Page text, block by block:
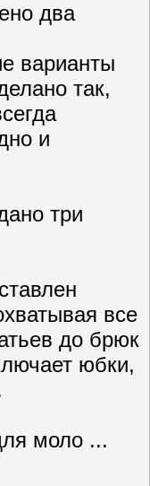
два
варианты
так,
и
три
все
до брюк
юбки,
моло ...